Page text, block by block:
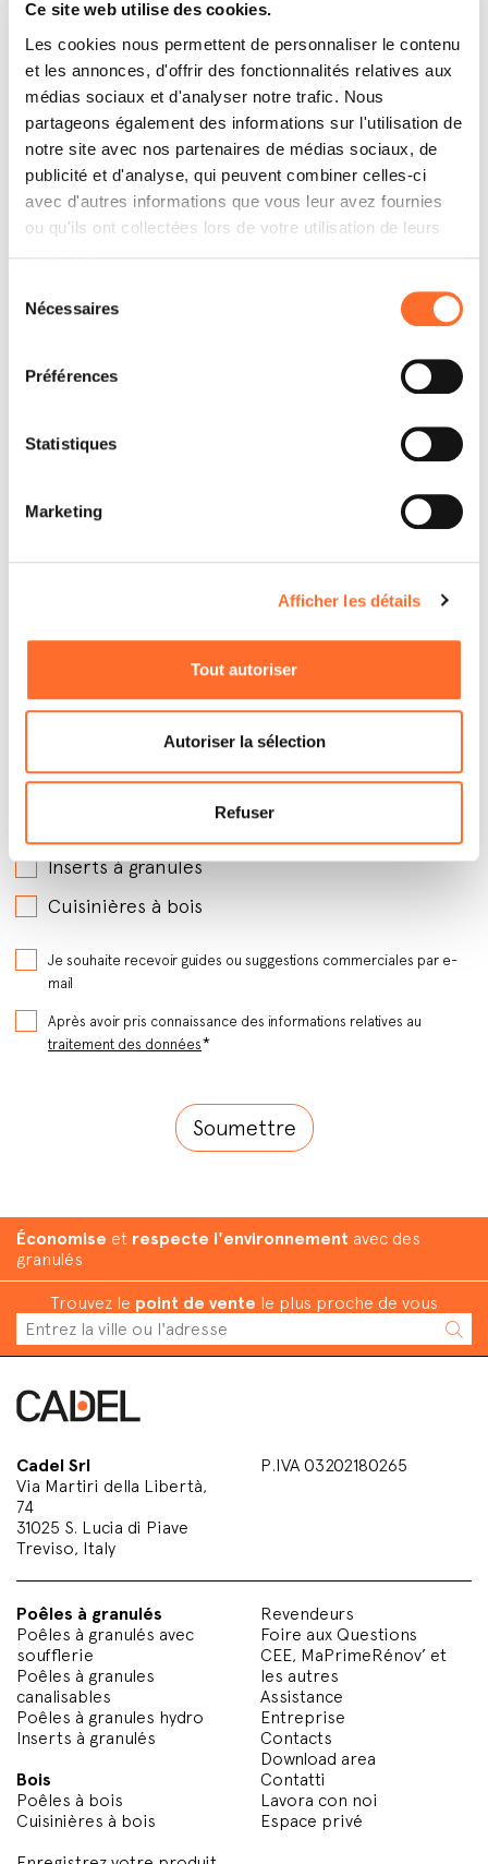
Ce site web utilise des cookies.
Les cookies nous permettent de personnaliser le contenu
et les annonces, d'offrir des fonctionnalités relatives aux
médias sociaux et d'analyser notre trafic. Nous
partageons également des informations sur l'utilisation de
notre site avec nos partenaires de médias sociaux, de
publicité et d'analyse, qui peuvent combiner celles-ci
avec d'autres informations que vous leur avez fournies
ou qu'ils ont collectées lors de votre utilisation de leurs
Nécessaires
Préférences
Statistiques
Marketing
Afficher les détails
Tout autoriser
Autoriser la sélection
Refuser
Par quels produits êtes-vous intéressé ?
Poêles à granules avec soufflerie
Poêles à granules hydro
Poêles à granules canalisables
Inserts à granules
Cuisinières à bois
Je souhaite recevoir guides ou suggestions commerciales par e-
mail
Après avoir pris connaissance des informations relatives au
traitement des données*
Économise et respecte l'environnement avec des
granulés
Trouvez le point de vente le plus proche de vous
Cadel Srl
Via Martiri della Libertà,
74
31025 S. Lucia di Piave
Treviso, Italy
P.IVA 03202180265
Poêles à granulés
Poêles à granulés avec
soufflerie
Poêles à granules
canalisables
Poêles à granules hydro
Inserts à granulés
Bois
Poêles à bois
Cuisinières à bois
Revendeurs
Foire aux Questions
CEE, MaPrimeRénov’ et
les autres
Assistance
Entreprise
Contacts
Download area
Contatti
Lavora con noi
Espace privé